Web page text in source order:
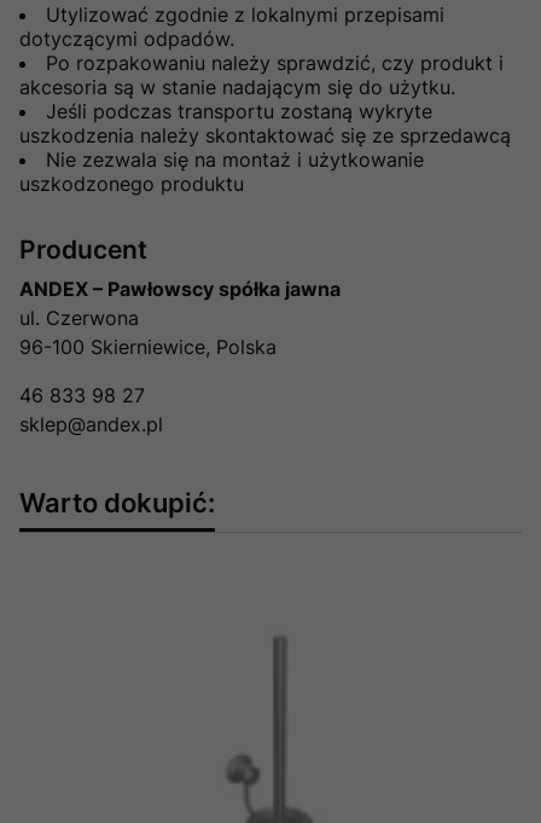
Utylizować zgodnie z lokalnymi przepisami
dotyczącymi odpadów.
Po rozpakowaniu należy sprawdzić, czy produkt i
akcesoria są w stanie nadającym się do użytku.
Jeśli podczas transportu zostaną wykryte
uszkodzenia należy skontaktować się ze sprzedawcą
Nie zezwala się na montaż i użytkowanie
uszkodzonego produktu
Producent
ANDEX – Pawłowscy spółka jawna
ul. Czerwona
96-100 Skierniewice, Polska
46 833 98 27
sklep@andex.pl
Warto dokupić: